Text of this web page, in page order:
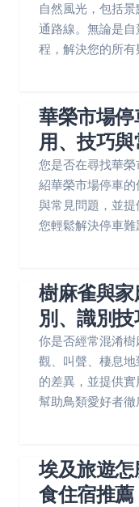
自然風光，包括
通路線。無論是
程，解決您的所有
華榮市場
用、技巧
您是否在尋找華
紹華榮市場停車
與常見問題，並
您輕鬆解決停車難
樹麻雀與
別、識別
你是否經常混淆
觀、叫聲、棲息
的差異，並提供
幫助鳥類愛好者徹
埃及旅遊
食住宿推